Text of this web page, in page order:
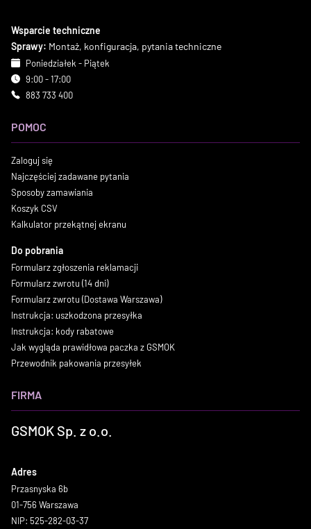
Wsparcie techniczne
Sprawy: Montaż, konfiguracja, pytania techniczne
Poniedziałek - Piątek
9:00 - 17:00
883 733 400
POMOC
Zaloguj się
Najczęściej zadawane pytania
Sposoby zamawiania
Koszyk CSV
Kalkulator przekątnej ekranu
Do pobrania
Formularz zgłoszenia reklamacji
Formularz zwrotu (14 dni)
Formularz zwrotu (Dostawa Warszawa)
Instrukcja: uszkodzona przesyłka
Instrukcja: kody rabatowe
Jak wygląda prawidłowa paczka z GSMOK
Przewodnik pakowania przesyłek
FIRMA
GSMOK Sp. z o.o.
Adres
Przasnyska 6b
01-756 Warszawa
NIP: 525-282-03-37